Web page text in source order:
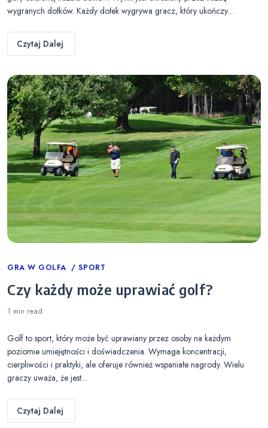
wygranych dołków. Każdy dołek wygrywa gracz, który ukończy…
Czytaj Dalej
Categories
GRA W GOLFA SPORT
Czy każdy może uprawiać golf?
1 min read
Golf to sport, który może być uprawiany przez osoby na każdym
poziomie umiejętności i doświadczenia. Wymaga koncentracji,
cierpliwości i praktyki, ale oferuje również wspaniałe nagrody. Wielu
graczy uważa, że jest…
Czytaj Dalej